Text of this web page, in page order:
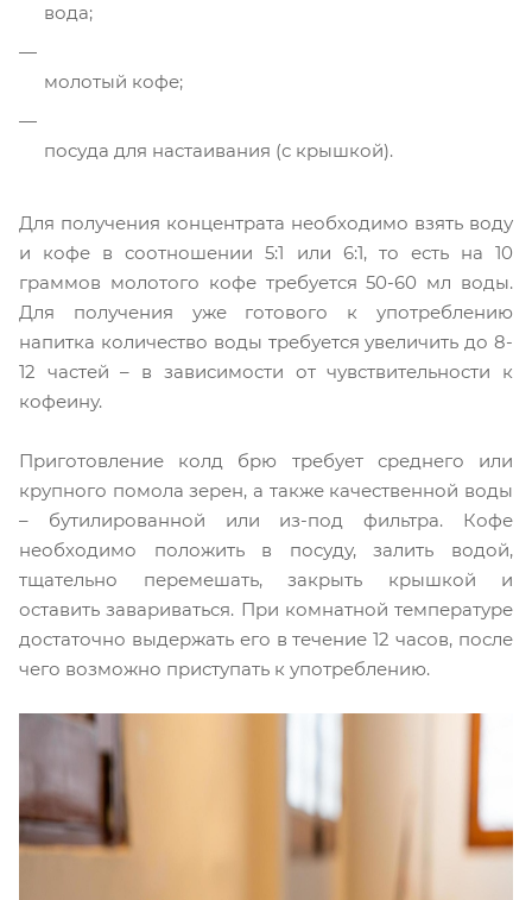
вода;
молотый кофе;
посуда для настаивания (с крышкой).
Для получения концентрата необходимо взять воду
и кофе в соотношении 5:1 или 6:1, то есть на 10
граммов молотого кофе требуется 50-60 мл воды.
Для получения уже готового к употреблению
напитка количество воды требуется увеличить до 8-
12 частей – в зависимости от чувствительности к
кофеину.
Приготовление колд брю требует среднего или
крупного помола зерен, а также качественной воды
– бутилированной или из-под фильтра. Кофе
необходимо положить в посуду, залить водой,
тщательно перемешать, закрыть крышкой и
оставить завариваться. При комнатной температуре
достаточно выдержать его в течение 12 часов, после
чего возможно приступать к употреблению.